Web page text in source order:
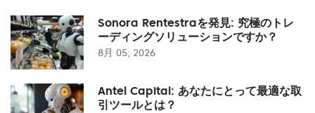
Sonora Rentestraを発見: 究極のトレ
ーディングソリューションですか？
8月 05, 2026
Antel Capital: あなたにとって最適な取
引ツールとは？